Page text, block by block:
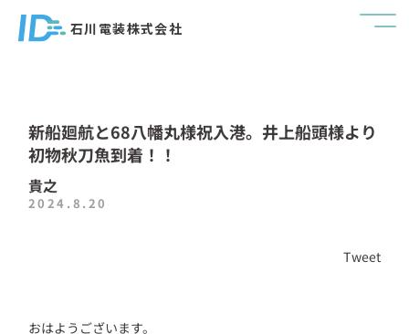
石川電装株式会社
新船廻航と68八幡丸様祝入港。井上船頭様より
初物秋刀魚到着！！
貴之
2024.8.20
Tweet
おはようございます。